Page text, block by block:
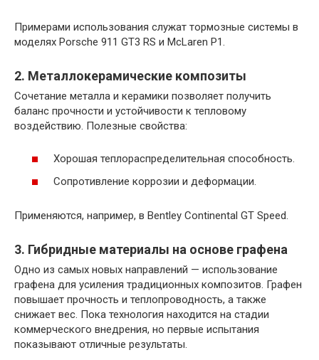
Примерами использования служат тормозные системы в
моделях Porsche 911 GT3 RS и McLaren P1.
2. Металлокерамические композиты
Сочетание металла и керамики позволяет получить
баланс прочности и устойчивости к тепловому
воздействию. Полезные свойства:
Хорошая теплораспределительная способность.
Сопротивление коррозии и деформации.
Применяются, например, в Bentley Continental GT Speed.
3. Гибридные материалы на основе графена
Одно из самых новых направлений — использование
графена для усиления традиционных композитов. Графен
повышает прочность и теплопроводность, а также
снижает вес. Пока технология находится на стадии
коммерческого внедрения, но первые испытания
показывают отличные результаты.